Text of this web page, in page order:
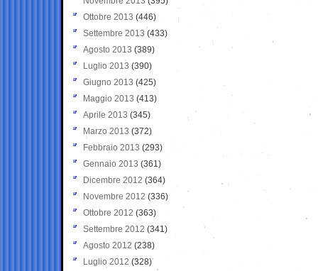
Ottobre 2013 (446)
Settembre 2013 (433)
Agosto 2013 (389)
Luglio 2013 (390)
Giugno 2013 (425)
Maggio 2013 (413)
Aprile 2013 (345)
Marzo 2013 (372)
Febbraio 2013 (293)
Gennaio 2013 (361)
Dicembre 2012 (364)
Novembre 2012 (336)
Ottobre 2012 (363)
Settembre 2012 (341)
Agosto 2012 (238)
Luglio 2012 (328)